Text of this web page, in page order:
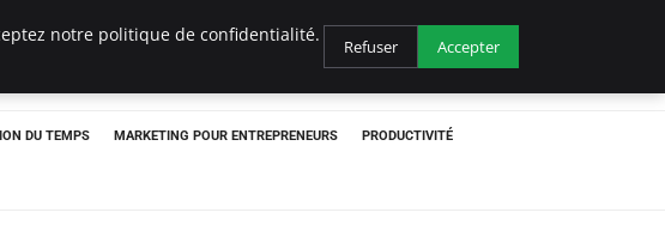
DU TEMPS MARKETING POUR ENTREPRENEURS PRODUCTIVITÉ
notre politique de confidentialité.
Refuser Accepter